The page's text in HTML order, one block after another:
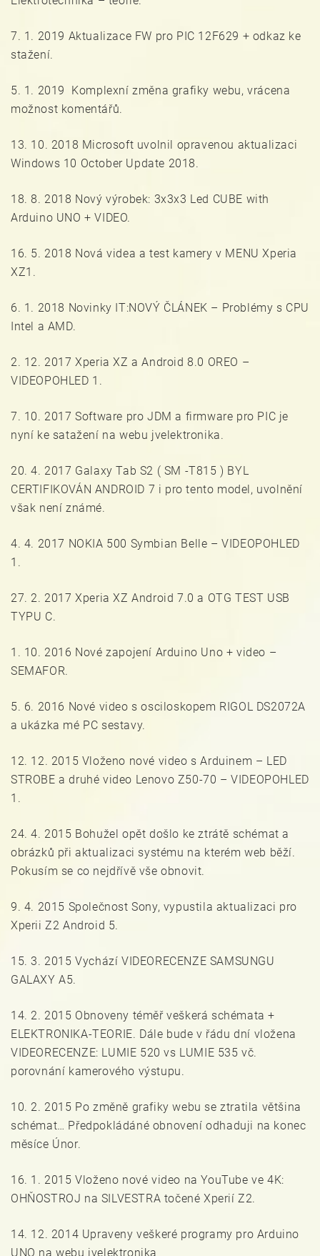
7. 1. 2019 Aktualizace FW pro PIC 12F629 + odkaz ke
stažení.
5. 1. 2019 Komplexní změna grafiky webu, vrácena
možnost komentářů.
13. 10. 2018 Microsoft uvolnil opravenou aktualizaci
Windows 10 October Update 2018.
18. 8. 2018 Nový výrobek: 3x3x3 Led CUBE with
Arduino UNO + VIDEO.
16. 5. 2018 Nová videa a test kamery v MENU Xperia
XZ1.
6. 1. 2018 Novinky IT:NOVÝ ČLÁNEK – Problémy s CPU
Intel a AMD.
2. 12. 2017 Xperia XZ a Android 8.0 OREO –
VIDEOPOHLED 1.
7. 10. 2017 Software pro JDM a firmware pro PIC je
nyní ke satažení na webu jvelektronika.
20. 4. 2017 Galaxy Tab S2 ( SM -T815 ) BYL
CERTIFIKOVÁN ANDROID 7 i pro tento model, uvolnění
však není známé.
4. 4. 2017 NOKIA 500 Symbian Belle – VIDEOPOHLED
1.
27. 2. 2017 Xperia XZ Android 7.0 a OTG TEST USB
TYPU C.
1. 10. 2016 Nové zapojení Arduino Uno + video –
SEMAFOR.
5. 6. 2016 Nové video s osciloskopem RIGOL DS2072A
a ukázka mé PC sestavy.
12. 12. 2015 Vloženo nové video s Arduinem – LED
STROBE a druhé video Lenovo Z50-70 – VIDEOPOHLED
1.
24. 4. 2015 Bohužel opět došlo ke ztrátě schémat a
obrázků při aktualizaci systému na kterém web běží.
Pokusím se co nejdřívě vše obnovit.
9. 4. 2015 Společnost Sony, vypustila aktualizaci pro
Xperii Z2 Android 5.
15. 3. 2015 Vychází VIDEORECENZE SAMSUNGU
GALAXY A5.
14. 2. 2015 Obnoveny téměř veškerá schémata +
ELEKTRONIKA-TEORIE. Dále bude v řádu dní vložena
VIDEORECENZE: LUMIE 520 vs LUMIE 535 vč.
porovnání kamerového výstupu.
10. 2. 2015 Po změně grafiky webu se ztratila většina
schémat… Předpokládáné obnovení odhaduji na konec
měsíce Únor.
16. 1. 2015 Vloženo nové video na YouTube ve 4K:
OHŇOSTROJ na SILVESTRA točené Xperií Z2.
14. 12. 2014 Upraveny veškeré programy pro Arduino
UNO na webu jvelektronika